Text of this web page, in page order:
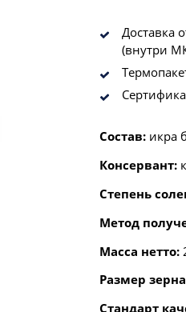
Доставка
(внутри
Состав: икра
Консервант:
Степень
Метод
Масса нетто:
Размер
Стандарт